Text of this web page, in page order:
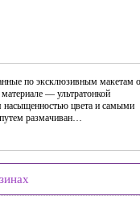
по эксклюзивным макетам
— ультратонкой
насыщенностью цвета и самыми
размачиван…